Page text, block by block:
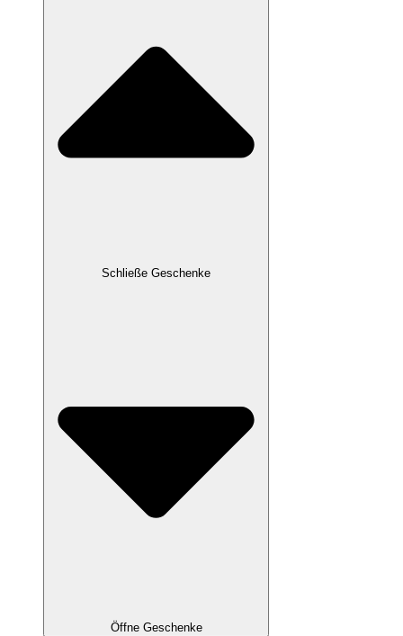
Schließe Geschenke
Öffne Geschenke